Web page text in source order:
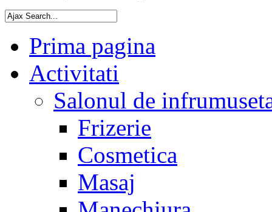
Prima pagina
Activitati
Salonul de
Frizerie
Cosmetica
Masaj